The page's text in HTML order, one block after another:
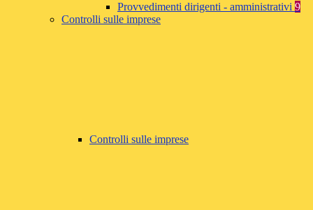
Provvedimenti dirigenti - amministrativi 9
Controlli sulle imprese
Controlli sulle imprese